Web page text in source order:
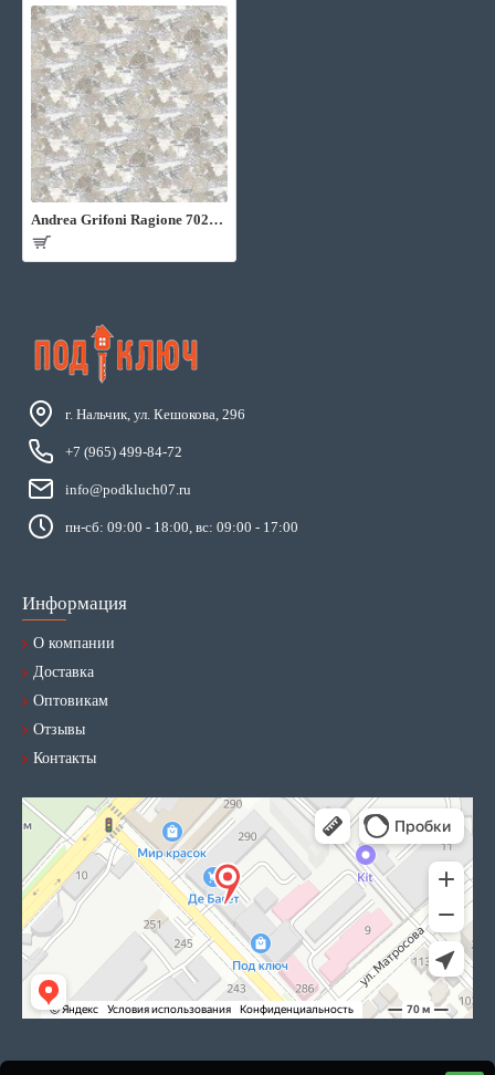
Andrea Grifoni Ragione 7020-1
г. Нальчик, ул. Кешокова, 296
+7 (965) 499-84-72
info@podkluch07.ru
пн-сб: 09:00 - 18:00, вс: 09:00 - 17:00
Информация
О компании
Доставка
Оптовикам
Отзывы
Контакты